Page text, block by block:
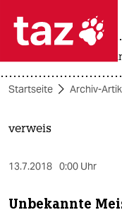

themen
politik
usa
Startseite Archiv-
verweis
13.7.2018 0:00 Uhr
Unbekannte